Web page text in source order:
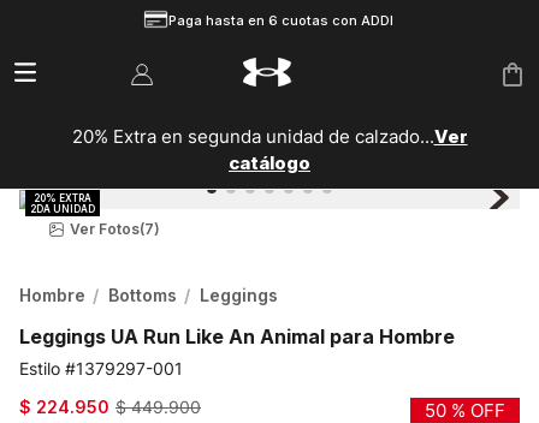
Paga hasta en 6 cuotas con ADDI
20% Extra en segunda unidad de calzado...Ver
catálogo
Ver Fotos(7)
Hombre Bottoms Leggings
Leggings UA Run Like An Animal para Hombre
1379297-001
$ 224.950 $ 449.900 50 % OFF